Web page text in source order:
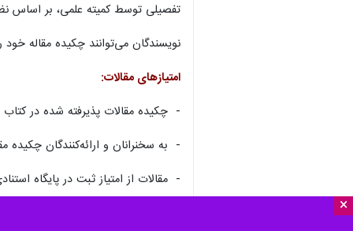
×
تفصیلی توسط کمیته علمی، بر اساس
نویسندگان می‌توانند چکیده مقاله خود را در قالب
امتیازهای مقالات:
- چکیده مقالات پذیرفته‌ شده در
- به سخنرانان و ارائه‌کنندگان
- مقالات از امتیاز ثبت در پایگاه